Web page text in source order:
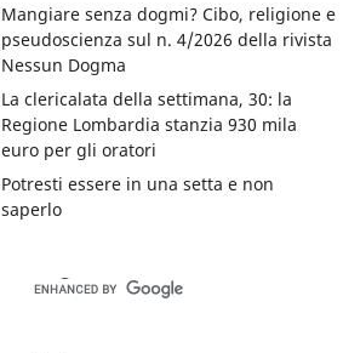
Mangiare senza dogmi? Cibo, religione e
pseudoscienza sul n. 4/2026 della rivista
Nessun Dogma
La clericalata della settimana, 30: la
Regione Lombardia stanzia 930 mila
euro per gli oratori
Potresti essere in una setta e non
saperlo